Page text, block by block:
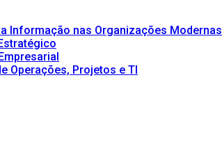
Informação nas Organizações Modernas
Operações, Projetos e TI